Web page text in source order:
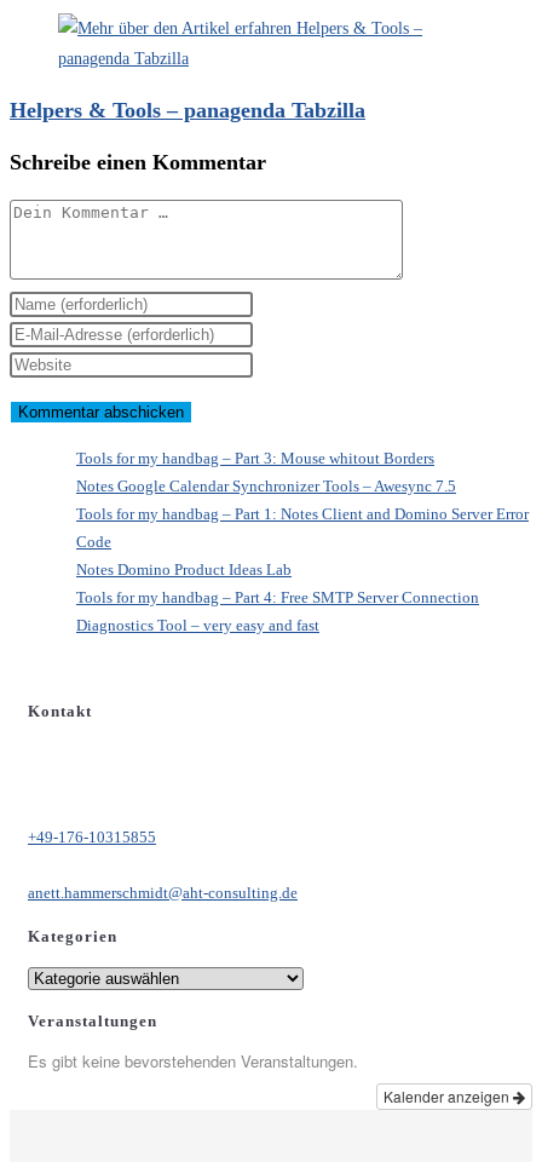
Helpers & Tools – panagenda Tabzilla
Schreibe einen Kommentar
Kommentar
Gib
deinen
Namen
Benutzernamen
Kommentieren
Gib
deine
Mail-
Kommentieren
Gib
Website-
Tools for my handbag – Part 3: Mouse whitout Borders
Notes Google Calendar Synchronizer Tools – Awesync 7.5
Tools for my handbag – Part 1: Notes Client and Domino Server Error
Code
Notes Domino Product Ideas Lab
Tools for my handbag – Part 4: Free SMTP Server Connection
Diagnostics Tool – very easy and fast
Kontakt
+49-176-10315855
anett.hammerschmidt@aht-consulting.de
Kategorien
Kategorien
Veranstaltungen
Es gibt keine bevorstehenden Veranstaltungen.
Kalender anzeigen